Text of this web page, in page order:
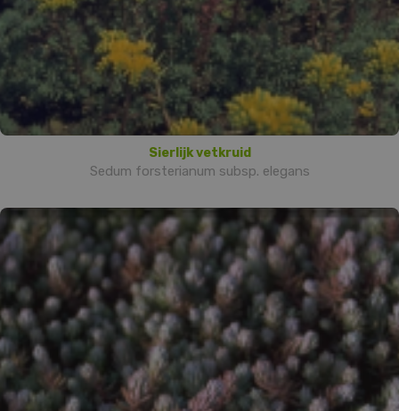
Sierlijk vetkruid
Sedum forsterianum subsp. elegans